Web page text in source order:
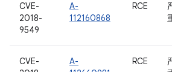
CVE-
2018-
9549
A-
112160868
RCE
CVE-
A-
RCE